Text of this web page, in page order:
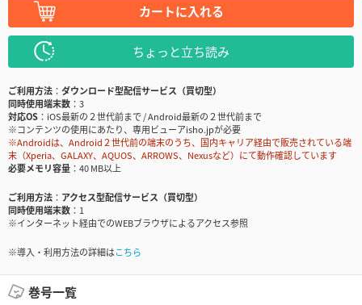
カートに入れる
ちょっと立ち読み
ご利用方法
ダウンロード型配信サービス（買切型）
同時使用端末数
3
対応OS
iOS最新の２世代前まで / Android最新の２世代前まで
※コンテンツの使用にあたり、専用ビューアisho.jpが必要
※Androidは、Android２世代前の端末のうち、国内キャリア経由で販売されている端
末（Xperia、GALAXY、AQUOS、ARROWS、Nexusなど）にて動作確認しています
必要メモリ容量
40 MB以上
ご利用方法
アクセス型配信サービス（買切型）
同時使用端末数
1
※インターネット経由でのWEBブラウザによるアクセス参照
※導入・利用方法の詳細はこちら
巻号一覧